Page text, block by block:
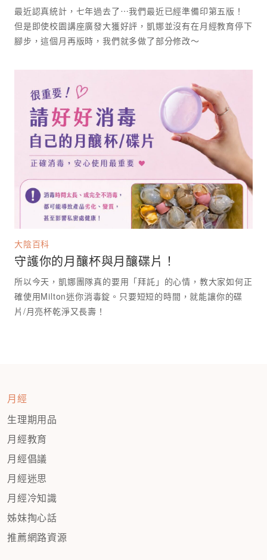
最近認真統計，七年過去了⋯我們最近已經準備印第五版！
但是即使校園講座廣發大獲好評，凱娜並沒有在月經教育停下
腳步，這個月再版時，我們就多做了部分修改～
大陰百科
守護你的月釀杯與月釀碟片！
所以今天，凱娜團隊真的要用「拜託」的心情，教大家如何正
確使用Milton迷你消毒錠。只要短短的時間，就能讓你的碟
月經
生理期用品
月經教育
月經倡議
月經迷思
月經冷知識
姊妹掏心話
推薦網路資源